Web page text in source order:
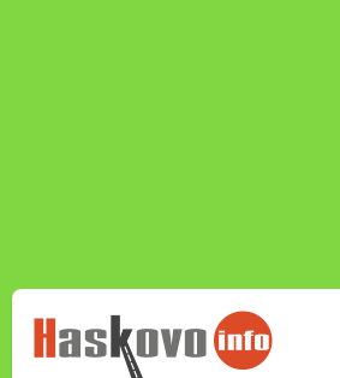
НОВИНИТЕ НА
HASKOVO.INFO